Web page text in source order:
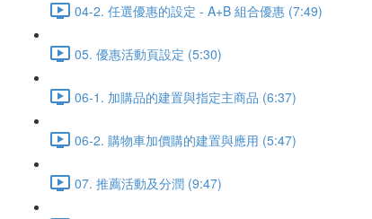
04-2. 任選優惠的設定 - A+B 組合優惠 (7:49)
05. 優惠活動頁設定 (5:30)
06-1. 加購品的建置與指定主商品 (6:37)
06-2. 購物車加價購的建置與應用 (5:47)
07. 推薦活動及分潤 (9:47)